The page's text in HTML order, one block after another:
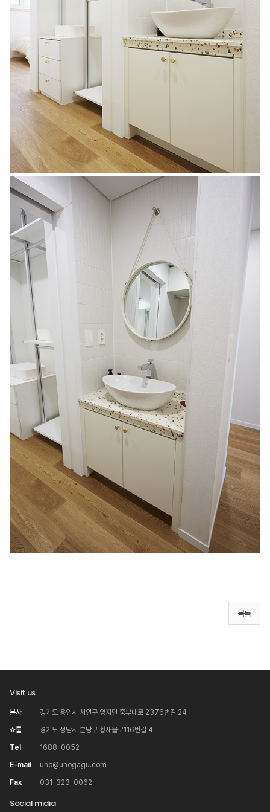
목록
Visit us
본사 경기도 용인시 처인구 양지면 중부대로 2376번길 24
쇼룸 경기도 성남시 분당구 황새울로116번길 4
Tel 1688-0052
E-mail uno@unogagu.com
Fax 031-323-0062
Social midia